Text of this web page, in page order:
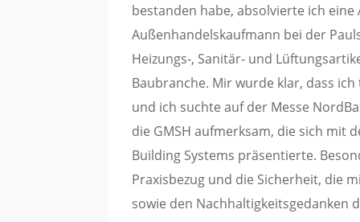
bestanden habe, absolvierte ich
Außenhandelskaufmann bei der
Heizungs-, Sanitär- und
Baubranche. Mir wurde klar, dass
und ich suchte auf der Messe
die GMSH aufmerksam, die sich mit
Building Systems präsentierte.
Praxisbezug und die Sicherheit, die
sowie den Nachhaltigkeitsgedanken